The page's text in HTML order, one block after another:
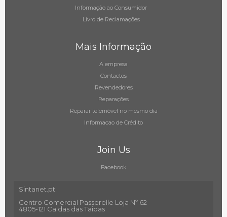
Informação ao Consumidor
Livro de Reclamações
Mais Informação
A empresa
Contactos
Revendedores
Reparações
Reparar telemóvel no mesmo dia
Informacao de Crédito
Join Us
Facebook
Sintanet.pt
Centro Comercial Passerelle Loja Nº 62
4805-121 Caldas das Taipas